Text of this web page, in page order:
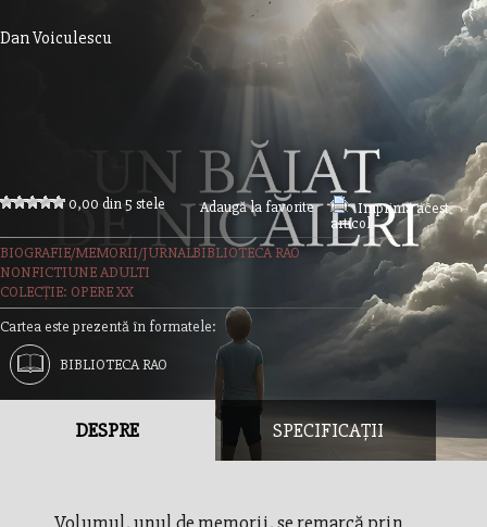
Dan Voiculescu
0,00 din 5 stele Adaugă la favorite
Imprimă acest
articol
BIOGRAFIE/MEMORII/JURNALBIBLIOTECA RAO
NONFICTIUNE ADULTI
COLECȚIE: OPERE XX
Cartea este prezentă în formatele:
BIBLIOTECA RAO
DESPRE SPECIFICAȚII